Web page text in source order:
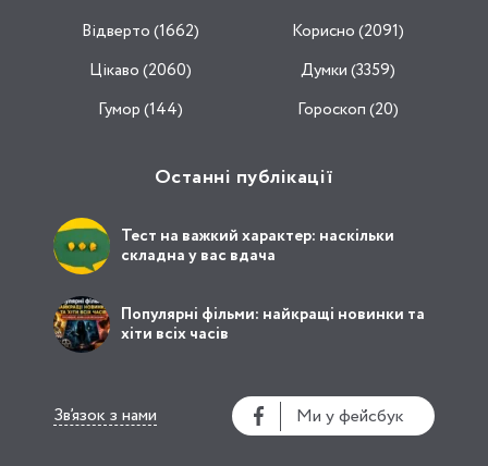
Відвертo (1662)
Корисно (2091)
Цікаво (2060)
Думки (3359)
Гумор (144)
Гороскоп (20)
Останні публікації
Тест на важкий характер: наскільки
складна у вас вдача
Популярні фільми: найкращі новинки та
хіти всіх часів
Ми у фейсбук
Зв’язок з нами